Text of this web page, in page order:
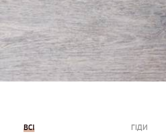
ВСІ ГІДИ